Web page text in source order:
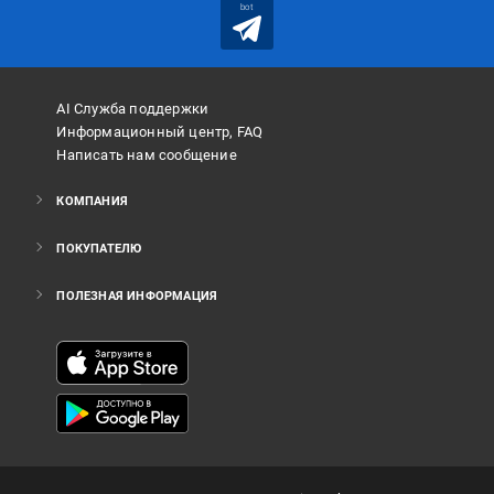
bot
AI Служба поддержки
Информационный центр, FAQ
Написать нам сообщение
КОМПАНИЯ
ПОКУПАТЕЛЮ
ПОЛЕЗНАЯ ИНФОРМАЦИЯ